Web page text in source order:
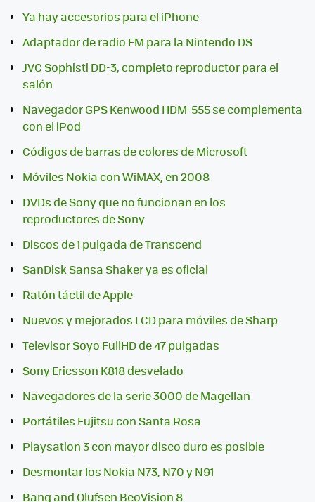
Ya hay accesorios para el iPhone
Adaptador de radio FM para la Nintendo DS
JVC Sophisti DD-3, completo reproductor para el
salón
Navegador GPS Kenwood HDM-555 se complementa
con el iPod
Códigos de barras de colores de Microsoft
Móviles Nokia con WiMAX, en 2008
DVDs de Sony que no funcionan en los
reproductores de Sony
Discos de 1 pulgada de Transcend
SanDisk Sansa Shaker ya es oficial
Ratón táctil de Apple
Nuevos y mejorados LCD para móviles de Sharp
Televisor Soyo FullHD de 47 pulgadas
Sony Ericsson K818 desvelado
Navegadores de la serie 3000 de Magellan
Portátiles Fujitsu con Santa Rosa
Playsation 3 con mayor disco duro es posible
Desmontar los Nokia N73, N70 y N91
Bang and Olufsen BeoVision 8